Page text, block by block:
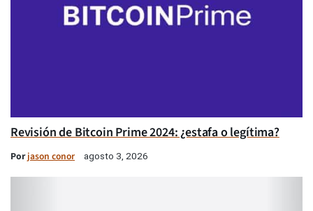
Revisión de Bitcoin Prime 2024: ¿estafa o legítima?
Porjason conor agosto 3, 2026